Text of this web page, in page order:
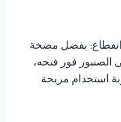
انقطاع: بفضل مضخة
الصنبور فور فتحه،
استخدام مريحة